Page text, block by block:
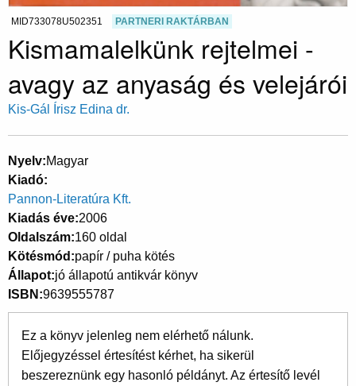
MID733078U502351 PARTNERI RAKTÁRBAN
Kismamalelkünk rejtelmei -
avagy az anyaság és velejárói
Kis-Gál Írisz Edina dr.
Nyelv Magyar
Kiadó
Pannon-Literatúra Kft.
Kiadás éve 2006
Oldalszám 160 oldal
Kötésmód papír / puha kötés
Állapot jó állapotú antikvár könyv
ISBN 9639555787
Ez a könyv jelenleg nem elérhető nálunk.
Előjegyzéssel értesítést kérhet, ha sikerül
beszereznünk egy hasonló példányt. Az értesítő levél